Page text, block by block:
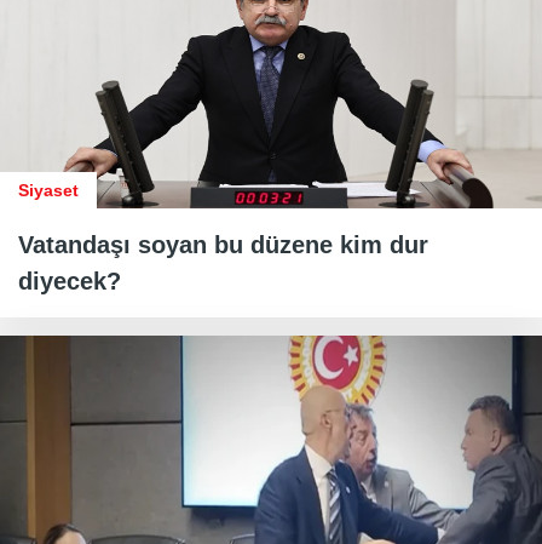
Siyaset
Vatandaşı soyan bu düzene kim dur
diyecek?